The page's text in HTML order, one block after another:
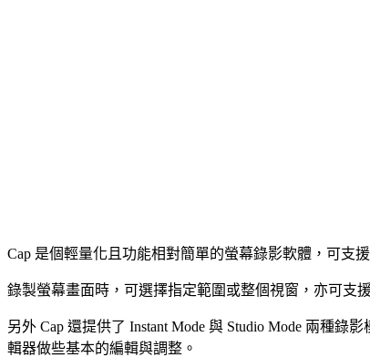
Cap 是個輕量化且功能相對簡單的螢幕錄影軟體，可支
錄製螢幕畫面時，可選擇指定範圍或整個視窗，亦可支
另外 Cap 還提供了 Instant Mode 與 Studio Mode 兩種
輯器做些基本的編輯與調整。